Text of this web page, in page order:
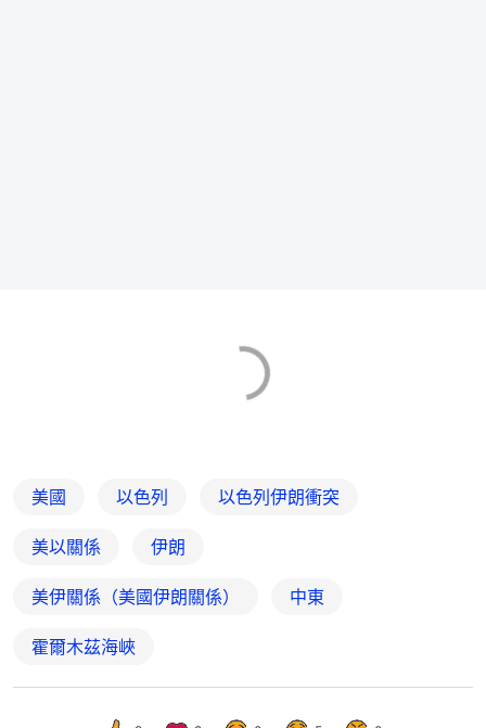
美國 以色列 以色列伊朗衝突
美以關係 伊朗
美伊關係（美國伊朗關係） 中東
霍爾木茲海峽